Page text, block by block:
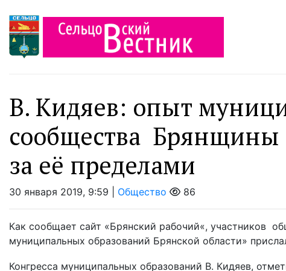
В. Кидяев: опыт
сообщества Брянщины
за её пределами
30 января 2019, 9:59 | Общество 86
Как сообщает сайт «Брянский рабочий«, участников
муниципальных образований Брянской области»
Конгресса муниципальных образований В. Кидяев,